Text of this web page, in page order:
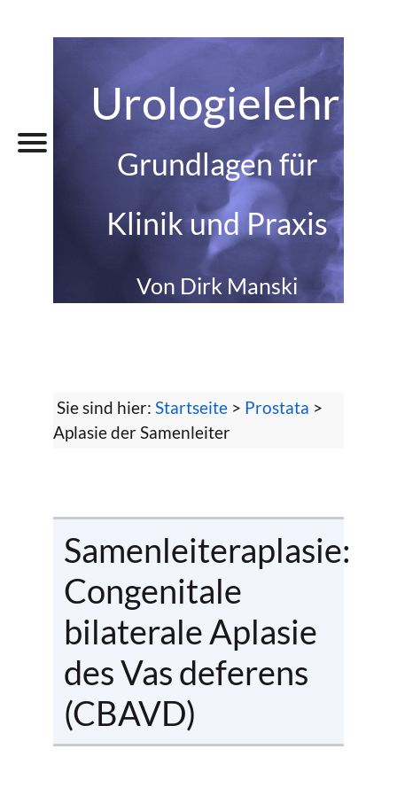
Grundlagen für
Klinik und Praxis
Von Dirk Manski
Sie sind hier: Startseite > Prostata >
Aplasie der Samenleiter
Samenleiteraplasie:
Congenitale
bilaterale Aplasie
des Vas deferens
(CBAVD)